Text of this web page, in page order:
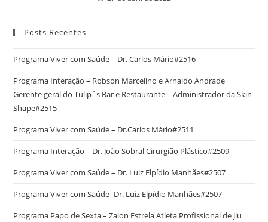
Posts Recentes
Programa Viver com Saúde – Dr. Carlos Mário#2516
Programa Interação – Robson Marcelino e Arnaldo Andrade
Gerente geral do Tulip´s Bar e Restaurante – Administrador da Skin
Shape#2515
Programa Viver com Saúde – Dr.Carlos Mário#2511
Programa Interação – Dr. João Sobral Cirurgião Plástico#2509
Programa Viver com Saúde – Dr. Luiz Elpídio Manhães#2507
Programa Viver com Saúde -Dr. Luiz Elpídio Manhães#2507
Programa Papo de Sexta – Zaion Estrela Atleta Profissional de Jiu